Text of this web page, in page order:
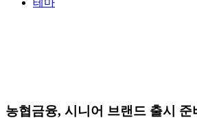
테마
농협금융, 시니어 브랜드 출시